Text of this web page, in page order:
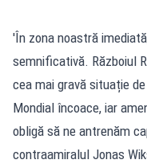
'În zona noastră
semnificativă. Războiul
cea mai gravă situație
Mondial încoace, iar
obligă să ne antrenăm
contraamiralul Jonas